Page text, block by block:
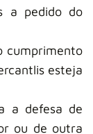
a pedido do
cumprimento
esteja
a defesa de
ou de outra